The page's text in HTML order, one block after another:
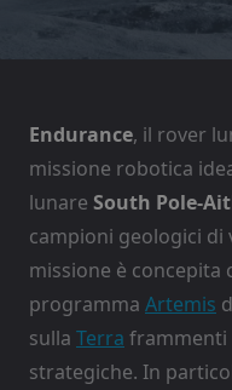
Endurance, il rover
missione robotica
lunare South Pole-
campioni geologici di
missione è concepita
programma Artemis
sulla Terra frammenti
strategiche. In